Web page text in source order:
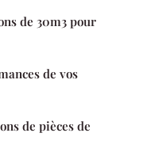
de 30m3 pour
de vos
de pièces de